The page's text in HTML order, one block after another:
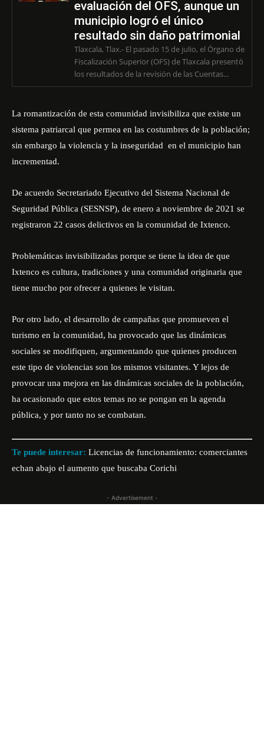
evaluación del OFS, aunque un
municipio logró el único
resultado sin daño patrimonial
Tlaxcala, Tlax.- El pasado 15 de julio, el Órgano de
Fiscalización Superior (OFS) de Tlaxcala presentó
los resultados de la revisión de las Cuentas...
La romantización de esta comunidad invisibiliza que existe un
sistema patriarcal que permea en las costumbres de la población;
sin embargo la violencia y la inseguridad en el municipio han
incrementad.
De acuerdo Secretariado Ejecutivo del Sistema Nacional de
Seguridad Pública (SESNSP), de enero a noviembre de 2021 se
registraron 22 casos delictivos en la comunidad de Ixtenco.
Problemáticas invisibilizadas porque se tiene la idea de que
Ixtenco es cultura, tradiciones y una comunidad originaria que
tiene mucho por ofrecer a quienes le visitan.
Por otro lado, el desarrollo de campañas que promueven el
turismo en la comunidad, ha provocado que las dinámicas
sociales se modifiquen, argumentando que quienes producen
este tipo de violencias son los mismos visitantes. Y lejos de
provocar una mejora en las dinámicas sociales de la población,
ha ocasionado que estos temas no se pongan en la agenda
pública, y por tanto no se combatan.
Te puede interesar: Licencias de funcionamiento: comerciantes
echan abajo el aumento que buscaba Corichi
- Advertisement -